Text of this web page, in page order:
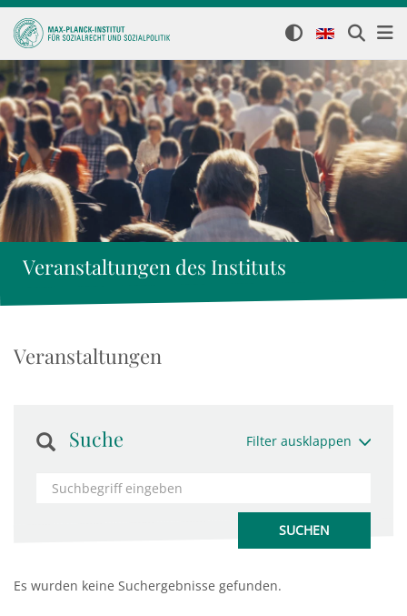
Veranstaltungen des Instituts
Veranstaltungen
Suche Filter ausklappen
Es wurden keine Suchergebnisse gefunden.